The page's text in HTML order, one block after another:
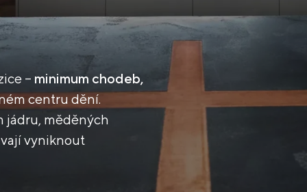
– minimum chodeb,
centru dění.
jádru, měděných
vyniknout